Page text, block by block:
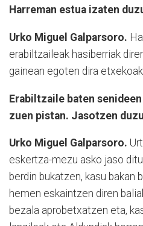
Harreman estua izaten
Urko Miguel Galparsoro.
erabiltzaileak hasiberriak
gainean egoten dira
Erabiltzaile baten
zuen pistan. Jasotzen
Urko Miguel Galparsoro.
eskertza-mezu asko jaso
berdin bukatzen, kasu bakan
hemen eskaintzen diren
bezala aprobetxatzen eta,